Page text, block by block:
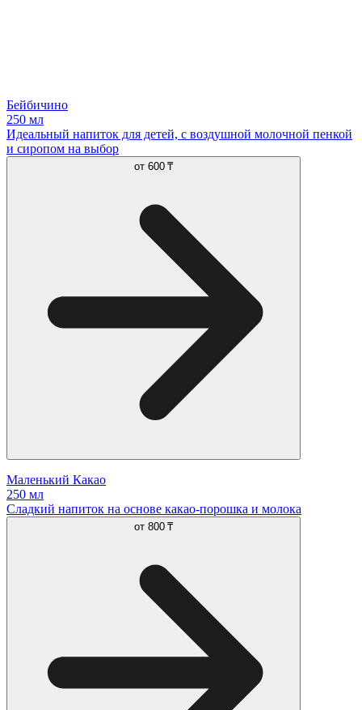
Бейбичино
250 мл
Идеальный напиток для детей, с воздушной молочной пенкой
и сиропом на выбор
от 600 ₸
Маленький Какао
250 мл
Сладкий напиток на основе какао-порошка и молока
от 800 ₸